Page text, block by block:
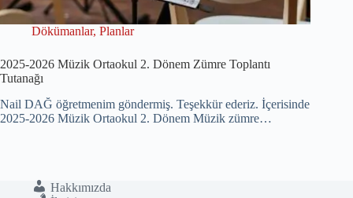
Dökümanlar, Planlar
2025-2026 Müzik Ortaokul 2. Dönem Zümre Toplantı
Tutanağı
Nail DAĞ öğretmenim göndermiş. Teşekkür ederiz. İçerisinde
2025-2026 Müzik Ortaokul 2. Dönem Müzik zümre…
Hakkımızda